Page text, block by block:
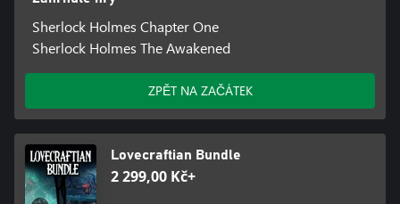
Sherlock Holmes Chapter One
Sherlock Holmes The Awakened
ZPĚT NA ZAČÁTEK
Lovecraftian Bundle
2 299,00 Kč+